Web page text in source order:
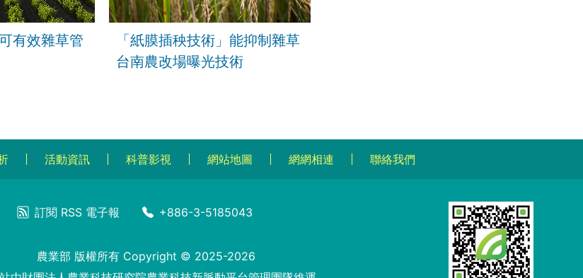
有效雜草管
「紙膜插秧技術」能抑制雜草
台南農改場曝光技術
活動資訊 科普影視 網站地圖 網網相連 聯絡我們
訂閱 RSS 電子報 +886-3-5185043
農業部 版權所有 Copyright © 2025-2026